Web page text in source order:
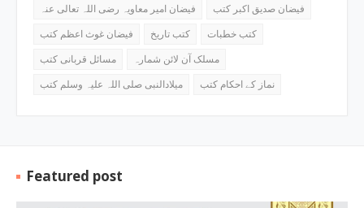
فیضان امیر معاویہ رضی اللہ تعالی عنہ
فیضان صدیق اکبر کتب
فیضان غوث اعظم کتب
کتب تاریخ
کتب خطبات
مسائل قربانی کتب
مسلک آن لائن شمارہ
میلادالنبی صلی اللہ علیہ وسلم کتب
نماز کے احکام کتب
Featured post